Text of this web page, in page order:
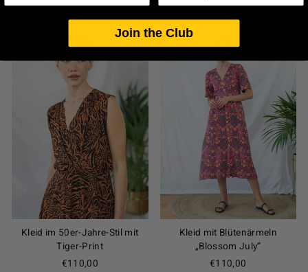
Kleid im 50er-Jahre-Stil mit
Tiger-Print
€110,00
Kleid mit Blütenärmeln
„Blossom July“
€110,00
Join the Club